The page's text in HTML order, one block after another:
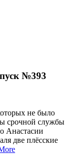
№393
не было
срочной службы
Анастасии
две плёсские